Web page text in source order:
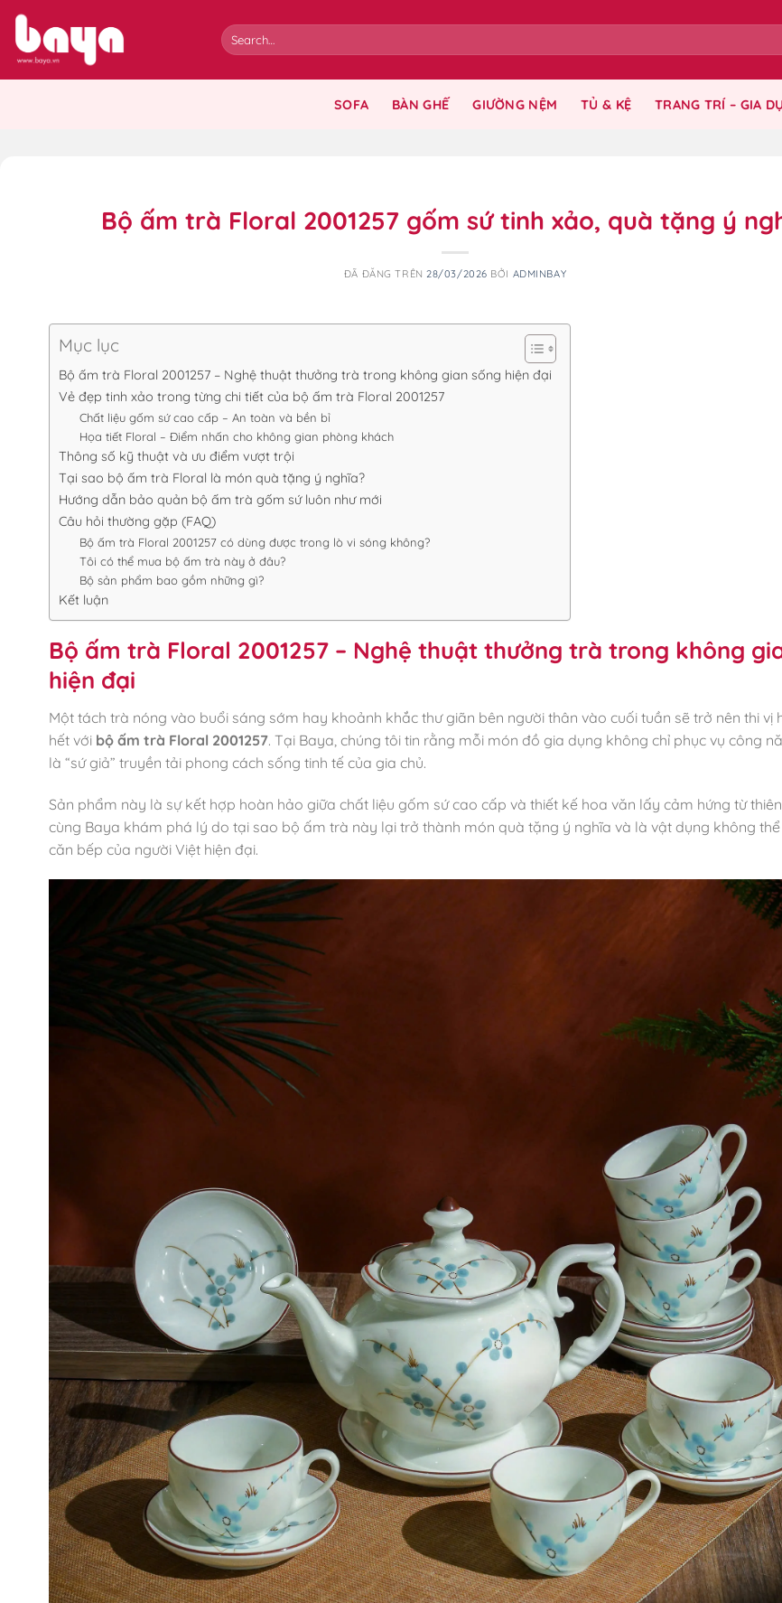
Chuyển
nội
dung
SOFA BÀN GHẾ GIƯỜNG NỆM TỦ & KỆ TRANG TRÍ – GIA
Bộ ấm trà Floral 2001257 gốm sứ tinh xảo, quà tặng ý
ĐÃ ĐĂNG TRÊN28/03/2026 BỞI ADMINBAY
Mục lục
Bộ ấm trà Floral 2001257 – Nghệ thuật thưởng trà trong không gian sống hiện đại
Vẻ đẹp tinh xảo trong từng chi tiết của bộ ấm trà Floral 2001257
Chất liệu gốm sứ cao cấp – An toàn và bền bỉ
Họa tiết Floral – Điểm nhấn cho không gian phòng khách
Thông số kỹ thuật và ưu điểm vượt trội
Tại sao bộ ấm trà Floral là món quà tặng ý nghĩa?
Hướng dẫn bảo quản bộ ấm trà gốm sứ luôn như mới
Câu hỏi thường gặp (FAQ)
Bộ ấm trà Floral 2001257 có dùng được trong lò vi sóng không?
Tôi có thể mua bộ ấm trà này ở đâu?
Bộ sản phẩm bao gồm những gì?
Kết luận
Bộ ấm trà Floral 2001257 – Nghệ thuật thưởng trà trong không
hiện đại
Một tách trà nóng vào buổi sáng sớm hay khoảnh khắc thư giãn bên người thân vào cuối tuần sẽ trở nên thi vị
hết với bộ ấm trà Floral 2001257. Tại Baya, chúng tôi tin rằng mỗi món đồ gia dụng không chỉ phục vụ công
là “sứ giả” truyền tải phong cách sống tinh tế của gia chủ.
Sản phẩm này là sự kết hợp hoàn hảo giữa chất liệu gốm sứ cao cấp và thiết kế hoa văn lấy cảm hứng từ
cùng Baya khám phá lý do tại sao bộ ấm trà này lại trở thành món quà tặng ý nghĩa và là vật dụng không
căn bếp của người Việt hiện đại.